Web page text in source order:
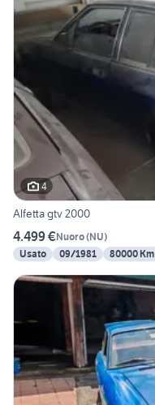
4
Alfetta gtv 2000
4.499 €Nuoro(NU)
Usato
09/1981 80000 Km